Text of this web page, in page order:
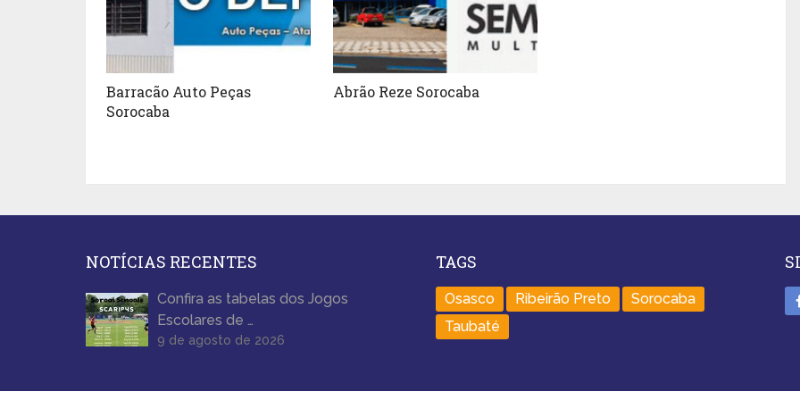
Barracão Auto Peças
Sorocaba
Abrão Reze Sorocaba
NOTÍCIAS RECENTES
Confira as tabelas dos Jogos
Escolares de …
9 de agosto de 2026
TAGS
Osasco Ribeirão Preto
Sorocaba
Taubaté